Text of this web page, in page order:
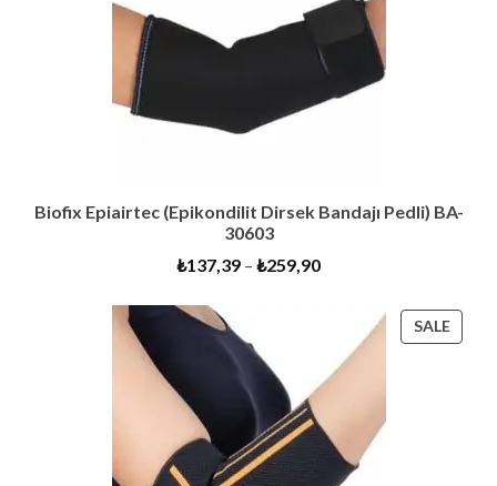
Biofix Epiairtec (Epikondilit Dirsek Bandajı Pedli) BA-
30603
₺137,39 – ₺259,90
SALE
ON